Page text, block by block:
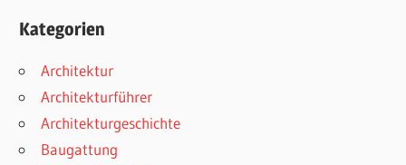
Kategorien
Architektur
Architekturführer
Architekturgeschichte
Baugattung